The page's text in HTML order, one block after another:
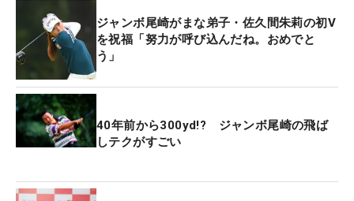
ジャンボ尾崎がまな弟子・佐久間朱莉の初V
を祝福「努力が呼び込んだね。おめでと
う」
40年前から300yd!? ジャンボ尾崎の飛ば
しテクがすごい